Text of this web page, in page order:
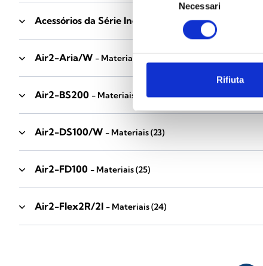
consenso
Necessari
Rifiuta
Acessórios da Série Industrial - Materiais(17)
Air2-Aria/W - Materiais
Air2-BS200 - Materiais (34)
Air2-DS100/W - Materiais(23)
Air2-FD100 - Materiais(25)
Air2-Flex2R/2I - Materiais(24)